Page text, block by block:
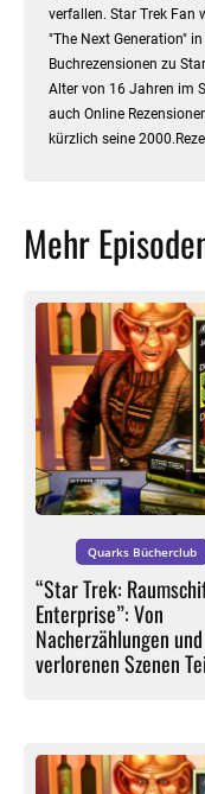
verfallen. Star Trek Fan
"The Next Generation"
Buchrezensionen zu
Alter von 16 Jahren im
auch Online
kürzlich seine
Mehr
Quarks Bücherclub
“Star Trek:
Enterprise”: Von
Nacherzählungen und
verlorenen Szenen